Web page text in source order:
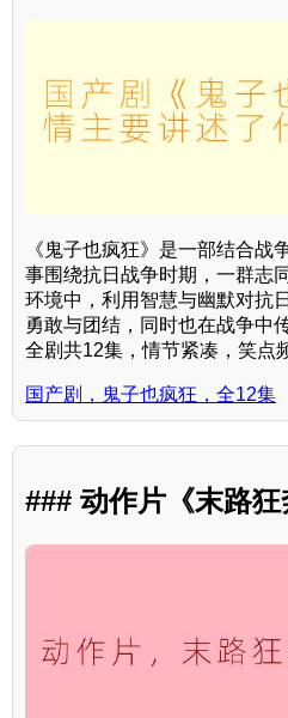
《鬼子也疯狂》是一部结合战
事围绕抗日战争时期，一群志
环境中，利用智慧与幽默对抗
勇敢与团结，同时也在战争中
全剧共12集，情节紧凑，笑点
国产剧，鬼子也疯狂，全12集
### 动作片《末路